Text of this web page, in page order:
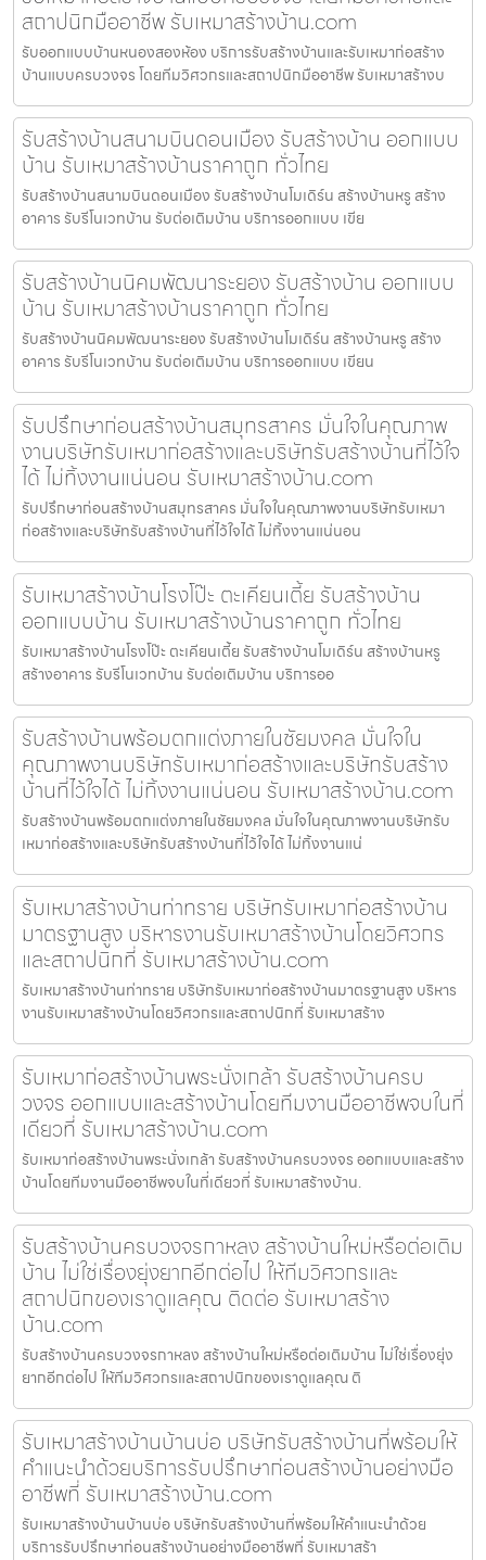
สถาปนิกมืออาชีพ รับเหมาสร้างบ้าน.com
รับออกแบบบ้านหนองสองห้อง บริการรับสร้างบ้านและรับเหมาก่อสร้าง
บ้านแบบครบวงจร โดยทีมวิศวกรและสถาปนิกมืออาชีพ รับเหมาสร้างบ
รับสร้างบ้านสนามบินดอนเมือง รับสร้างบ้าน ออกแบบ
บ้าน รับเหมาสร้างบ้านราคาถูก ทั่วไทย
รับสร้างบ้านสนามบินดอนเมือง รับสร้างบ้านโมเดิร์น สร้างบ้านหรู สร้าง
อาคาร รับรีโนเวทบ้าน รับต่อเติมบ้าน บริการออกแบบ เขีย
รับสร้างบ้านนิคมพัฒนาระยอง รับสร้างบ้าน ออกแบบ
บ้าน รับเหมาสร้างบ้านราคาถูก ทั่วไทย
รับสร้างบ้านนิคมพัฒนาระยอง รับสร้างบ้านโมเดิร์น สร้างบ้านหรู สร้าง
อาคาร รับรีโนเวทบ้าน รับต่อเติมบ้าน บริการออกแบบ เขียน
รับปรึกษาก่อนสร้างบ้านสมุทรสาคร มั่นใจในคุณภาพ
งานบริษัทรับเหมาก่อสร้างและบริษัทรับสร้างบ้านที่ไว้ใจ
ได้ ไม่ทิ้งงานแน่นอน รับเหมาสร้างบ้าน.com
รับปรึกษาก่อนสร้างบ้านสมุทรสาคร มั่นใจในคุณภาพงานบริษัทรับเหมา
ก่อสร้างและบริษัทรับสร้างบ้านที่ไว้ใจได้ ไม่ทิ้งงานแน่นอน
รับเหมาสร้างบ้านโรงโป๊ะ ตะเคียนเตี้ย รับสร้างบ้าน
ออกแบบบ้าน รับเหมาสร้างบ้านราคาถูก ทั่วไทย
รับเหมาสร้างบ้านโรงโป๊ะ ตะเคียนเตี้ย รับสร้างบ้านโมเดิร์น สร้างบ้านหรู
สร้างอาคาร รับรีโนเวทบ้าน รับต่อเติมบ้าน บริการออ
รับสร้างบ้านพร้อมตกแต่งภายในชัยมงคล มั่นใจใน
คุณภาพงานบริษัทรับเหมาก่อสร้างและบริษัทรับสร้าง
บ้านที่ไว้ใจได้ ไม่ทิ้งงานแน่นอน รับเหมาสร้างบ้าน.com
รับสร้างบ้านพร้อมตกแต่งภายในชัยมงคล มั่นใจในคุณภาพงานบริษัทรับ
เหมาก่อสร้างและบริษัทรับสร้างบ้านที่ไว้ใจได้ ไม่ทิ้งงานแน่
รับเหมาสร้างบ้านท่าทราย บริษัทรับเหมาก่อสร้างบ้าน
มาตรฐานสูง บริหารงานรับเหมาสร้างบ้านโดยวิศวกร
และสถาปนิกที่ รับเหมาสร้างบ้าน.com
รับเหมาสร้างบ้านท่าทราย บริษัทรับเหมาก่อสร้างบ้านมาตรฐานสูง บริหาร
งานรับเหมาสร้างบ้านโดยวิศวกรและสถาปนิกที่ รับเหมาสร้าง
รับเหมาก่อสร้างบ้านพระนั่งเกล้า รับสร้างบ้านครบ
วงจร ออกแบบและสร้างบ้านโดยทีมงานมืออาชีพจบในที่
เดียวที่ รับเหมาสร้างบ้าน.com
รับเหมาก่อสร้างบ้านพระนั่งเกล้า รับสร้างบ้านครบวงจร ออกแบบและสร้าง
บ้านโดยทีมงานมืออาชีพจบในที่เดียวที่ รับเหมาสร้างบ้าน.
รับสร้างบ้านครบวงจรกาหลง สร้างบ้านใหม่หรือต่อเติม
บ้าน ไม่ใช่เรื่องยุ่งยากอีกต่อไป ให้ทีมวิศวกรและ
สถาปนิกของเราดูแลคุณ ติดต่อ รับเหมาสร้าง
บ้าน.com
รับสร้างบ้านครบวงจรกาหลง สร้างบ้านใหม่หรือต่อเติมบ้าน ไม่ใช่เรื่องยุ่ง
ยากอีกต่อไป ให้ทีมวิศวกรและสถาปนิกของเราดูแลคุณ ติ
รับเหมาสร้างบ้านบ้านบ่อ บริษัทรับสร้างบ้านที่พร้อมให้
คำแนะนำด้วยบริการรับปรึกษาก่อนสร้างบ้านอย่างมือ
อาชีพที่ รับเหมาสร้างบ้าน.com
รับเหมาสร้างบ้านบ้านบ่อ บริษัทรับสร้างบ้านที่พร้อมให้คำแนะนำด้วย
บริการรับปรึกษาก่อนสร้างบ้านอย่างมืออาชีพที่ รับเหมาสร้า